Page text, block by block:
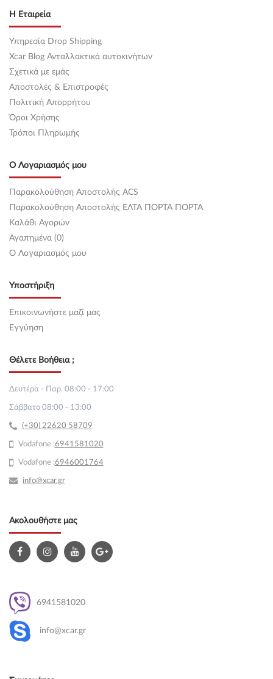
Η Εταιρεία
Υπηρεσία Drop Shipping
Xcar Blog Ανταλλακτικά αυτοκινήτων
Σχετικά με εμάς
Αποστολές & Επιστροφές
Πολιτική Απορρήτου
Όροι Χρήσης
Τρόποι Πληρωμής
Ο Λογαριασμός μου
Παρακολούθηση Αποστολής ACS
Παρακολούθηση Αποστολής ΕΛΤΑ ΠΟΡΤΑ ΠΟΡΤΑ
Καλάθι Αγορών
Αγαπημένα (0)
O Λογαριασμός μου
Υποστήριξη
Επικοινωνήστε μαζί μας
Εγγύηση
Θέλετε Βοήθεια ;
Δευτέρα - Παρ. 08:00 - 17:00
Σάββατο 08:00 - 13:00
(+30) 22620 58709
Vodafone :6941581020
Vodafone :6946001764
info@xcar.gr
Ακολουθήστε μας
6941581020
info@xcar.gr